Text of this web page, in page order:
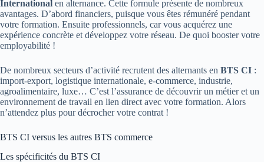
International en alternance. Cette formule présente de nombreux
avantages. D’abord financiers, puisque vous êtes rémunéré pendant
votre formation. Ensuite professionnels, car vous acquérez une
expérience concrète et développez votre réseau. De quoi booster votre
employabilité !
De nombreux secteurs d’activité recrutent des alternants en BTS CI :
import-export, logistique internationale, e-commerce, industrie,
agroalimentaire, luxe… C’est l’assurance de découvrir un métier et un
environnement de travail en lien direct avec votre formation. Alors
n’attendez plus pour décrocher votre contrat !
BTS CI versus les autres BTS commerce
Les spécificités du BTS CI